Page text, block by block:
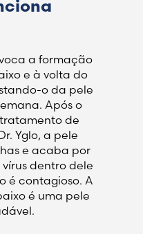
a formação
e à volta do
o da pele
Após o
de
Yglo, a pele
e acaba por
dentro dele
é contagioso. A
é uma pele